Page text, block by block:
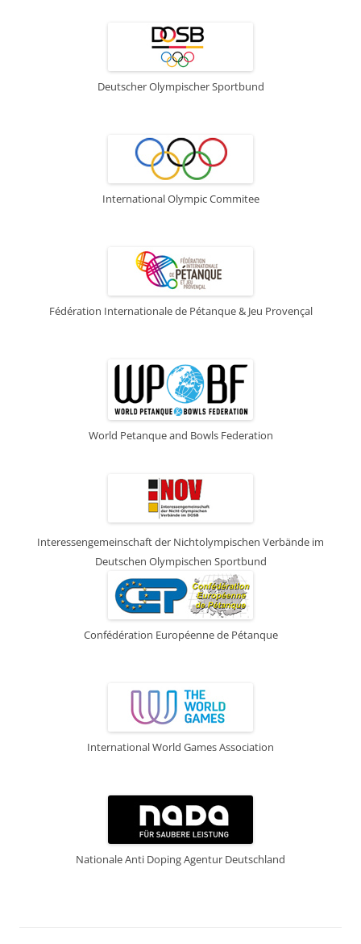
Deutscher Olympischer Sportbund
International Olympic Commitee
Fédération Internationale de Pétanque & Jeu Provençal
World Petanque and Bowls Federation
Interessengemeinschaft der Nichtolympischen Verbände im
Deutschen Olympischen Sportbund
Confédération Européenne de Pétanque
International World Games Association
Nationale Anti Doping Agentur Deutschland